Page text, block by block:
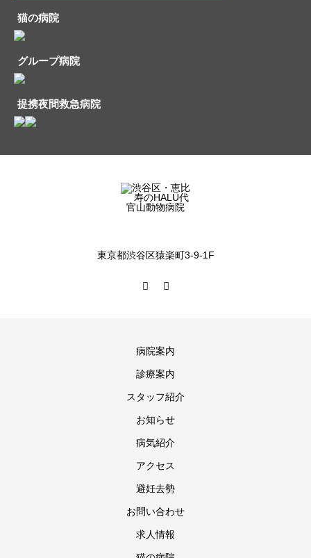
猫の病院
グループ病院
提携夜間救急病院
東京都渋谷区猿楽町3-9-1F
病院案内
診療案内
スタッフ紹介
お知らせ
病気紹介
アクセス
避妊去勢
お問い合わせ
求人情報